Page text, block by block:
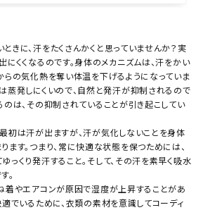
きに、汗をたくさんかくと思っていませんか？実
にくくなるのです。身体のメカニズムは、汗をかい
らの気化熱を奪い体温を下げるようになっていま
蒸発しにくいので、自然と発汗が抑制されるので
のは、その抑制されていることが引き起こしてい
初は汗が出ますが、汗が気化しないことを身体
ます。つまり、常に快適な状態を保つためには、
っくり発汗すること。そして、その汗を素早く吸水
。
着やエアコンが原因で湿度が上昇することがあ
適でいるために、衣類の素材を意識してコーディ